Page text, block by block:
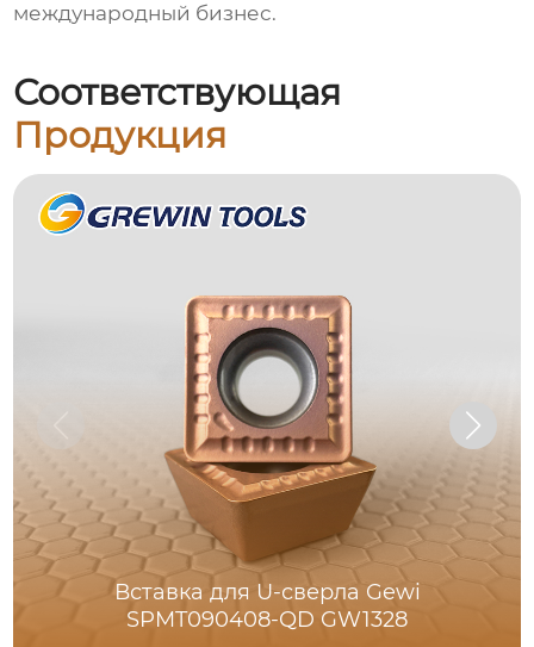
международный бизнес.
Соответствующая
Продукция
Вставка для U-сверла Gewi
SPMT090408-QD GW1328